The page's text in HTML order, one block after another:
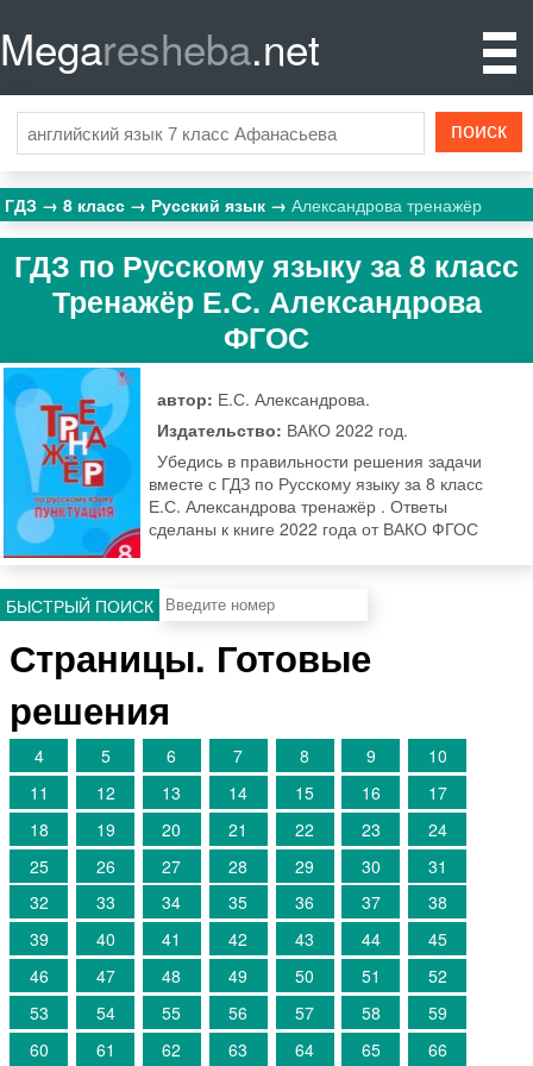
Megaresheba.net
ГДЗ 8 класс Русский язык Александрова тренажёр
ГДЗ по Русскому языку за 8 класс
Тренажёр Е.С. Александрова
ФГОС
автор: Е.С. Александрова.
Издательство: ВАКО 2022 год.
Убедись в правильности решения задачи
вместе с ГДЗ по Русскому языку за 8 класс
Е.С. Александрова тренажёр . Ответы
сделаны к книге 2022 года от ВАКО ФГОС
БЫСТРЫЙ ПОИСК
Страницы. Готовые
решения
4 5 6 7 8 9
10
11
12 13 14 15 16
17
18
19 20 21 22 23
24
25
26 27 28 29 30
31
32
33 34 35 36 37
38
39
40 41 42 43 44
45
46
47 48 49 50 51
52
53
54 55 56 57 58
59
60
61 62 63 64 65 66